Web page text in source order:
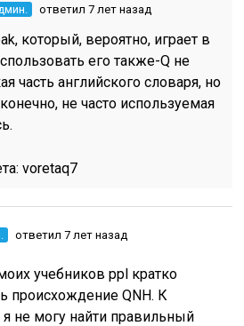
ответил 7 лет назад
который, вероятно, играет в
его также-Q не
часть английского словаря, но
не часто используемая
voretaq7
ответил 7 лет назад
учебников ppl кратко
происхождение QNH. К
не могу найти правильный